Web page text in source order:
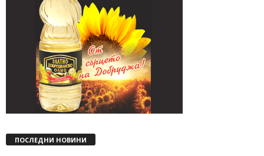
ПОСЛЕДНИ НОВИНИ